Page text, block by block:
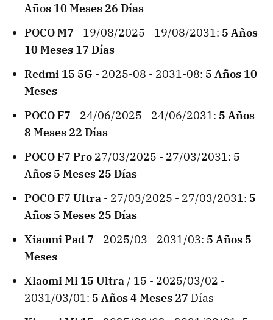
Años 10 Meses 26 Días
POCO M7 - 19/08/2025 - 19/08/2031: 5 Años
10 Meses 17 Días
Redmi 15 5G - 2025-08 - 2031-08: 5 Años 10
Meses
POCO F7 - 24/06/2025 - 24/06/2031: 5 Años
8 Meses 22 Días
POCO F7 Pro 27/03/2025 - 27/03/2031: 5
Años 5 Meses 25 Días
POCO F7 Ultra - 27/03/2025 - 27/03/2031: 5
Años 5 Meses 25 Días
Xiaomi Pad 7 - 2025/03 - 2031/03: 5 Años 5
Meses
Xiaomi Mi 15 Ultra / 15 - 2025/03/02 -
2031/03/01: 5 Años 4 Meses 27 Días